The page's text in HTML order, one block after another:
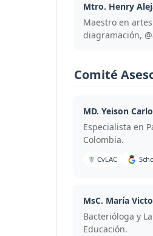
Mtro. Henry
Maestro en
diagramación,
Comité
MD. Yeison
Especialista en
Colombia.
CvLAC
MsC. María
Bacterióloga y
Educación.